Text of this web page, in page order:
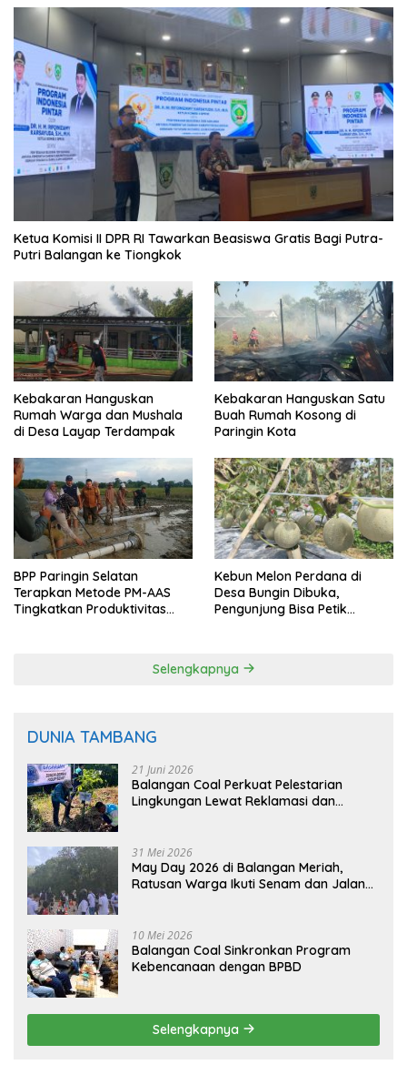
Ketua Komisi II DPR RI Tawarkan Beasiswa Gratis Bagi Putra-
Putri Balangan ke Tiongkok
Kebakaran Hanguskan
Rumah Warga dan Mushala
di Desa Layap Terdampak
Kebakaran Hanguskan Satu
Buah Rumah Kosong di
Paringin Kota
BPP Paringin Selatan
Terapkan Metode PM-AAS
Tingkatkan Produktivitas
Kebun Melon Perdana di
Desa Bungin Dibuka,
Pengunjung Bisa Petik
Selengkapnya
DUNIA TAMBANG
21 Juni 2026
Balangan Coal Perkuat Pelestarian
Lingkungan Lewat Reklamasi dan
31 Mei 2026
May Day 2026 di Balangan Meriah,
Ratusan Warga Ikuti Senam dan Jalan
10 Mei 2026
Balangan Coal Sinkronkan Program
Kebencanaan dengan BPBD
Selengkapnya